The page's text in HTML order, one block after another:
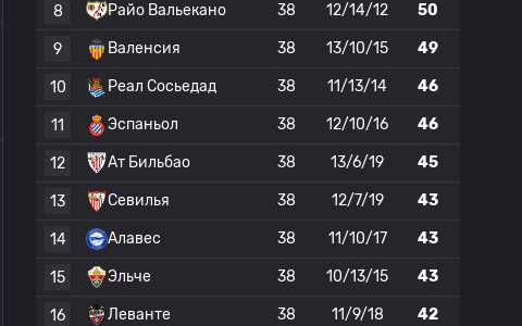
8 Райо Вальекано 38 12/14/12 50
9 Валенсия 38 13/10/15 49
10 Реал Сосьедад 38 11/13/14 46
11 Эспаньол 38 12/10/16 46
12 Ат Бильбао 38 13/6/19 45
13 Севилья 38 12/7/19 43
14 Алавес 38 11/10/17 43
15 Эльче 38 10/13/15 43
16 Леванте 38 11/9/18 42